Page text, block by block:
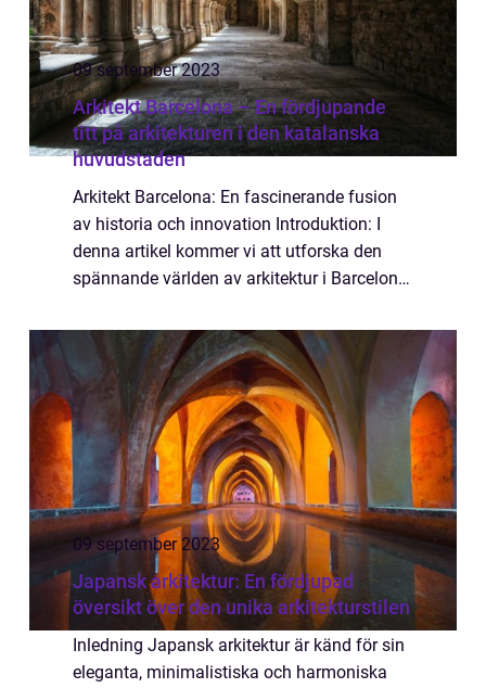
09 september 2023
Arkitekt Barcelona – En fördjupande
titt på arkitekturen i den katalanska
huvudstaden
Arkitekt Barcelona: En fascinerande fusion
av historia och innovation Introduktion: I
denna artikel kommer vi att utforska den
spännande världen av arkitektur i Barcelona.
för sin unika arkitektoniska stil o...
09 september 2023
Japansk arkitektur: En fördjupad
översikt över den unika arkitekturstilen
Inledning Japansk arkitektur är känd för sin
eleganta, minimalistiska och harmoniska